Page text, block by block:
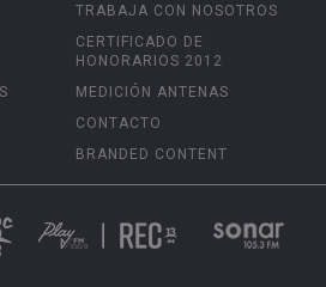
TRABAJA CON NOSOTROS
CERTIFICADO DE
HONORARIOS 2012
MEDICIÓN ANTENAS
CONTACTO
BRANDED CONTENT